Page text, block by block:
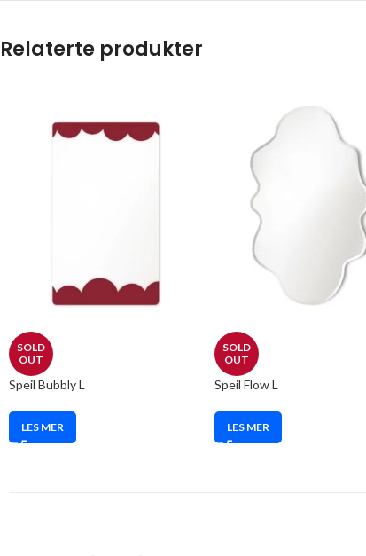
Relaterte produkter
SOLD
OUT
Speil Bubbly L
LES MER
SOLD
OUT
Speil Flow L
LES MER